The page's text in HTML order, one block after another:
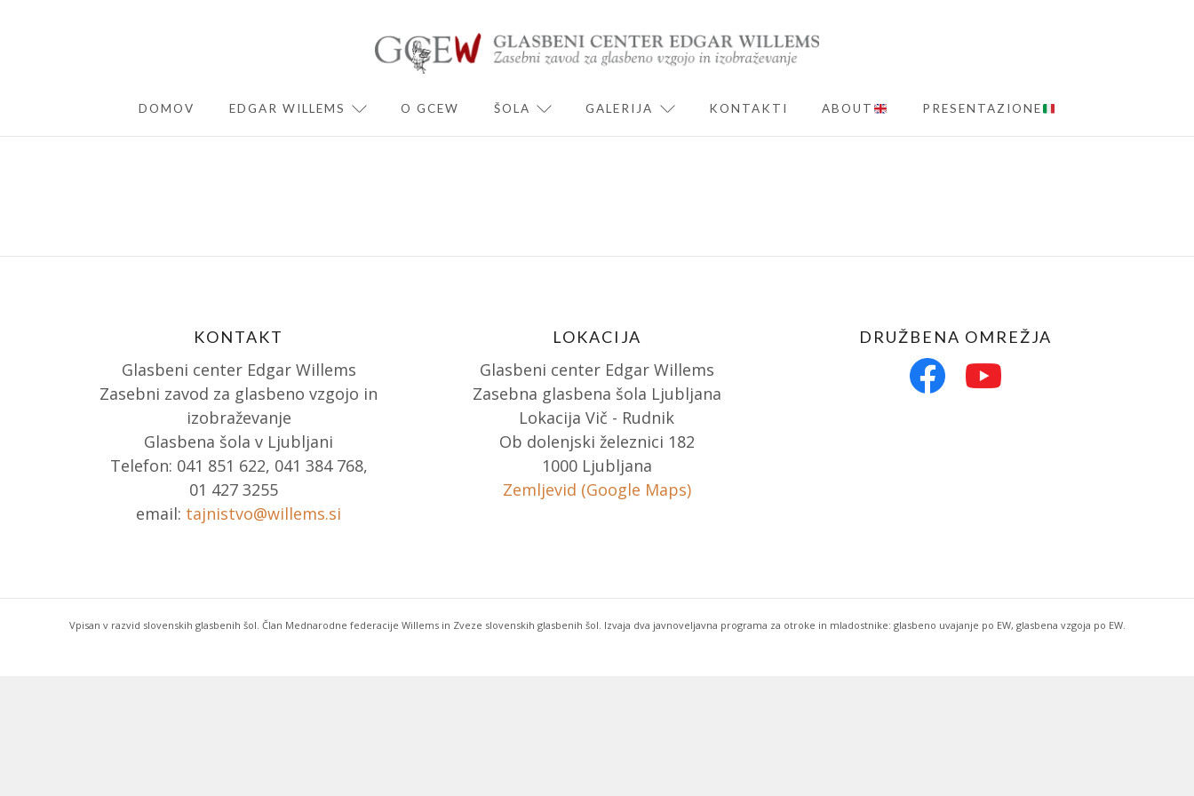
DOMOV EDGAR WILLEMS EXPAND CHILD MENU
O GCEW ŠOLA EXPAND CHILD MENU
GALERIJA EXPAND CHILD MENU
KONTAKTI ABOUT PRESENTAZIONE
KONTAKT
Glasbeni center Edgar Willems
Zasebni zavod za glasbeno vzgojo in
izobraževanje
Glasbena šola v Ljubljani
Telefon: 041 851 622, 041 384 768,
01 427 3255
email: tajnistvo@willems.si
LOKACIJA
Glasbeni center Edgar Willems
Zasebna glasbena šola Ljubljana
Lokacija Vič - Rudnik
Ob dolenjski železnici 182
1000 Ljubljana
Zemljevid (Google Maps)
DRUŽBENA OMREŽJA
Vpisan v razvid slovenskih glasbenih šol. Član Mednarodne federacije Willems in Zveze slovenskih glasbenih šol. Izvaja dva javnoveljavna programa za otroke in mladostnike: glasbeno uvajanje po EW, glasbena vzgoja po EW.